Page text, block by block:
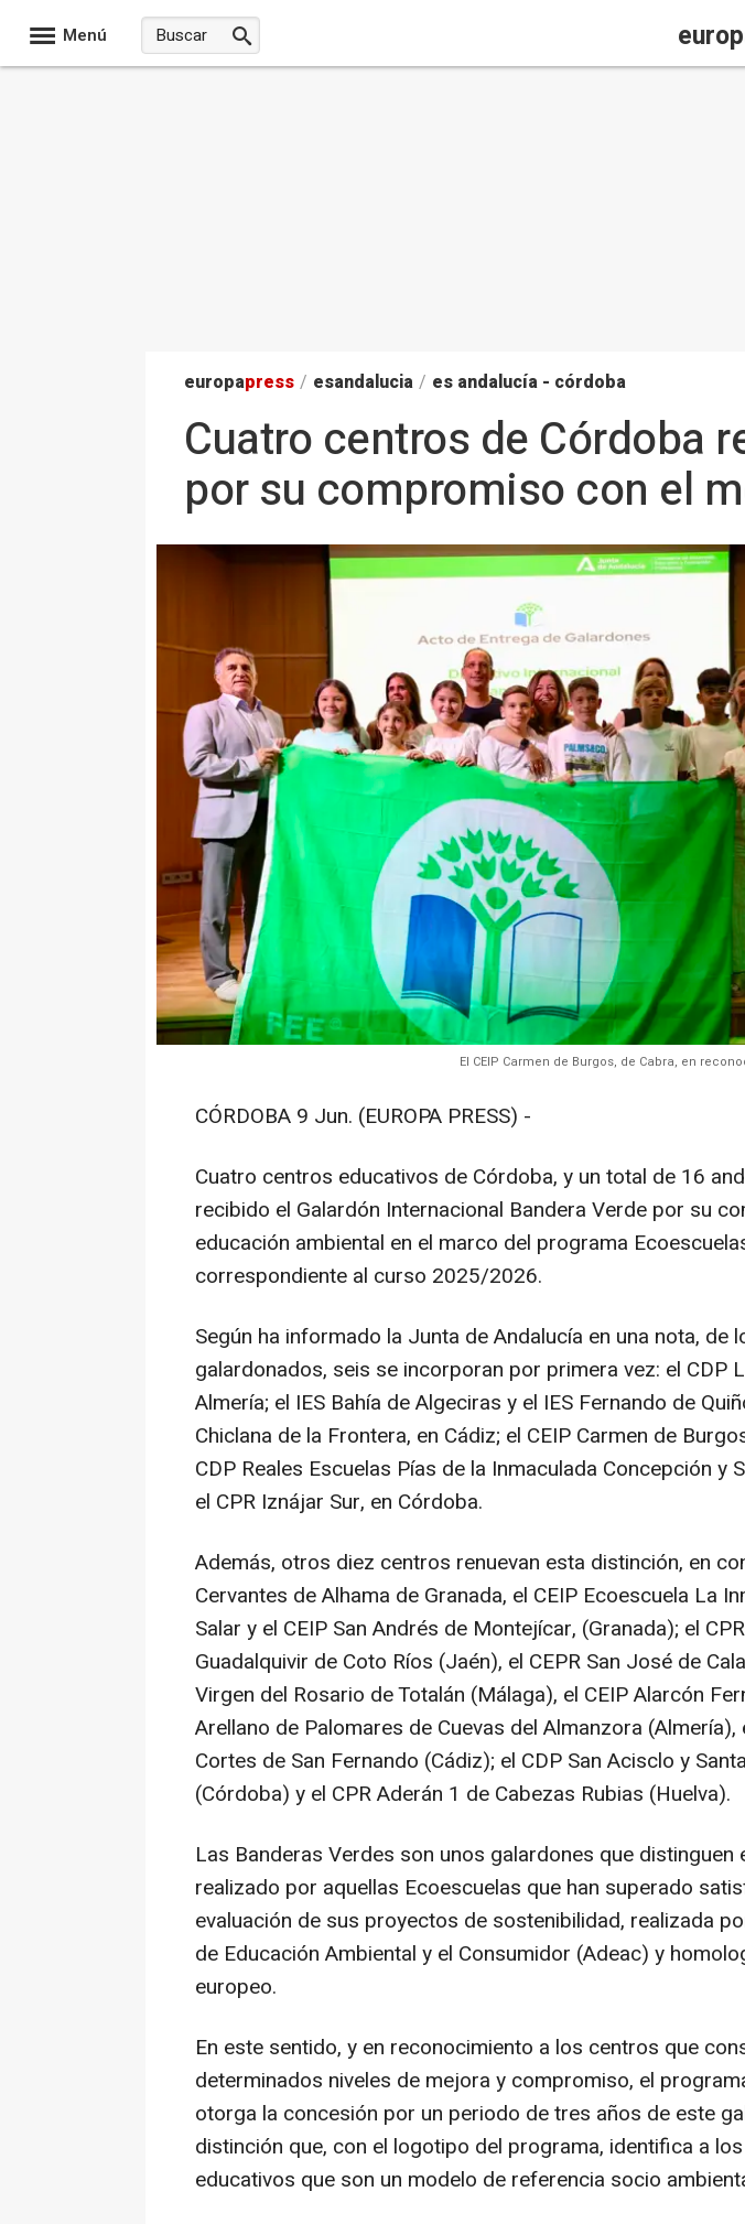
Menú
europapress / esandalucia / es andalucía - córdoba
Cuatro centros de Córdoba
por su compromiso con el
El CEIP Carmen de Burgos, de Cabra, en
CÓRDOBA 9 Jun. (EUROPA PRESS) -
Cuatro centros educativos de Córdoba, y un total de 16
recibido el Galardón Internacional Bandera Verde por su
educación ambiental en el marco del programa
correspondiente al curso 2025/2026.
Según ha informado la Junta de Andalucía en una nota, de
galardonados, seis se incorporan por primera vez: el CDP
Almería; el IES Bahía de Algeciras y el IES Fernando de
Chiclana de la Frontera, en Cádiz; el CEIP Carmen de
CDP Reales Escuelas Pías de la Inmaculada Concepción y
el CPR Iznájar Sur, en Córdoba.
Además, otros diez centros renuevan esta distinción, en
Cervantes de Alhama de Granada, el CEIP Ecoescuela La
Salar y el CEIP San Andrés de Montejícar, (Granada); el
Guadalquivir de Coto Ríos (Jaén), el CEPR San José de
Virgen del Rosario de Totalán (Málaga), el CEIP Alarcón
Arellano de Palomares de Cuevas del Almanzora (Almería),
Cortes de San Fernando (Cádiz); el CDP San Acisclo y
(Córdoba) y el CPR Aderán 1 de Cabezas Rubias (Huelva).
Las Banderas Verdes son unos galardones que distinguen
realizado por aquellas Ecoescuelas que han superado
evaluación de sus proyectos de sostenibilidad, realizada
de Educación Ambiental y el Consumidor (Adeac) y
europeo.
En este sentido, y en reconocimiento a los centros que
determinados niveles de mejora y compromiso, el
otorga la concesión por un periodo de tres años de este
distinción que, con el logotipo del programa, identifica a
educativos que son un modelo de referencia socio